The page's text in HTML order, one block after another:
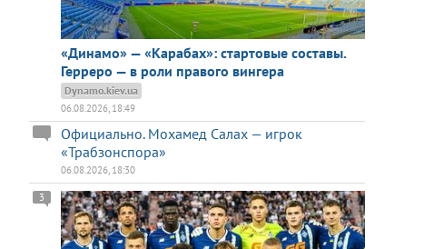
«Динамо» — «Карабах»: стартовые составы.
Герреро — в роли правого вингера
Dynamo.kiev.ua
06.08.2026, 18:49
Официально. Мохамед Салах — игрок
«Трабзонспора»
06.08.2026, 18:30
3